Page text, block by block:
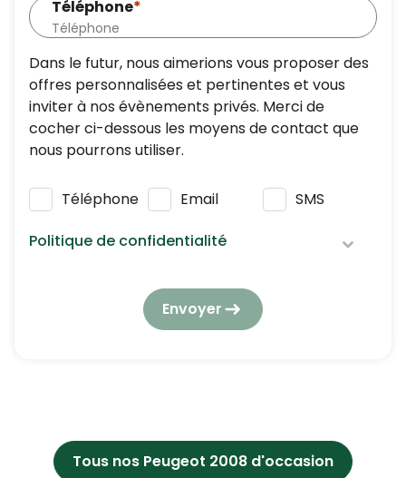
Téléphone*
Dans le futur, nous aimerions vous proposer des
offres personnalisées et pertinentes et vous
inviter à nos évènements privés. Merci de
cocher ci-dessous les moyens de contact que
nous pourrons utiliser.
Téléphone Email
SMS
Politique de confidentialité
Nous respectons vos données personnelles :
elles seront utilisées et traitées conformément
politique de confidentialité
consommation, vous pouvez vous opposer à
tout moment à être démarché par téléphone,
Envoyer
Tous nos Peugeot 2008 d'occasion